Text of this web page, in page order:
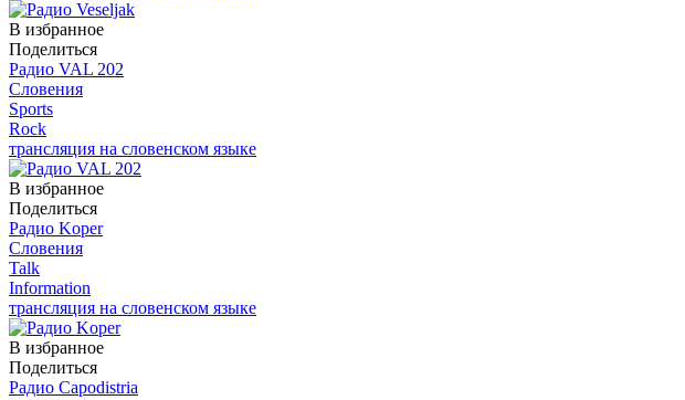
В избранное
Поделиться
Радио VAL 202
Словения
Sports
Rock
трансляция на словенском языке
В избранное
Поделиться
Радио Koper
Словения
Talk
Information
трансляция на словенском языке
В избранное
Поделиться
Радио Capodistria